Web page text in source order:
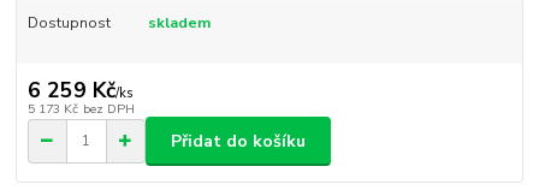
Dostupnost skladem
6 259 Kč/ks
5 173 Kč bez DPH
Přidat do košíku